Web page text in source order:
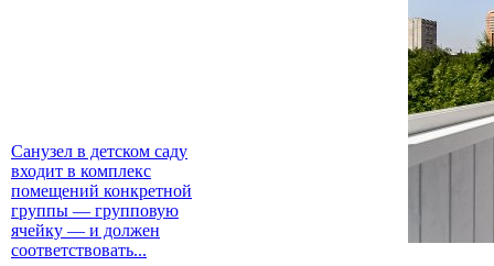
Санузел в детском саду
входит в комплекс
помещений конкретной
группы — групповую
ячейку — и должен
соответствовать...